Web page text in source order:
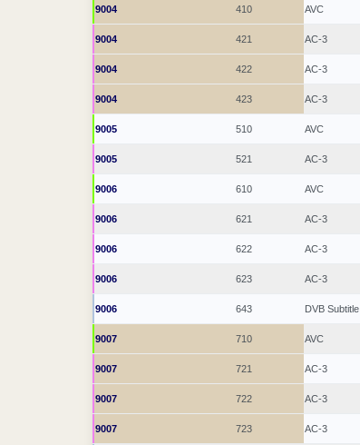
9004 410 AVC
9004 421 AC-3
9004 422 AC-3
9004 423 AC-3
9005 510 AVC
9005 521 AC-3
9006 610 AVC
9006 621 AC-3
9006 622 AC-3
9006 623 AC-3
9006 643 DVB Subtitle
9007 710 AVC
9007 721 AC-3
9007 722 AC-3
9007 723 AC-3